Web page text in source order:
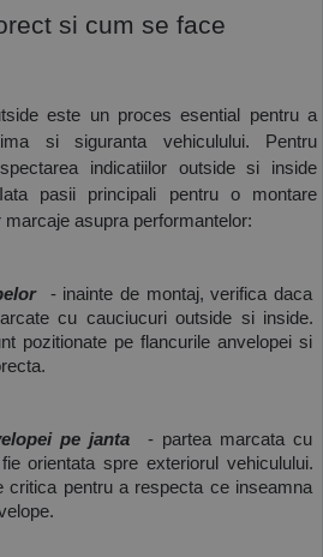
si cum se face
este un proces esential pentru a
si siguranta vehiculului. Pentru
indicatiilor outside si inside
pasii principali pentru o montare
asupra performantelor:
- inainte de montaj, verifica daca
cu cauciucuri outside si inside.
pozitionate pe flancurile anvelopei si
pe janta - partea marcata cu
orientata spre exteriorul vehiculului.
critica pentru a respecta ce inseamna